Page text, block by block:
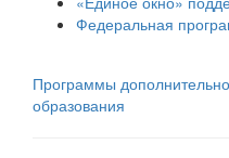
Федеральная
Программы
образования